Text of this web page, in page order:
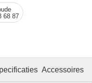
68 87
Accessoires